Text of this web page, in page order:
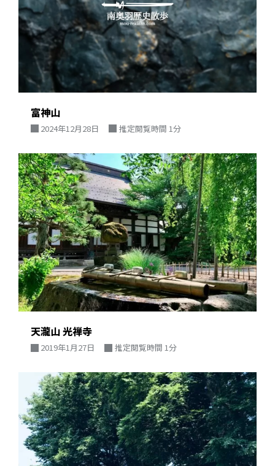
富神山
2024年12月28日 推定閲覧時間 1分
天瀧山 光禅寺
2019年1月27日 推定閲覧時間 1分